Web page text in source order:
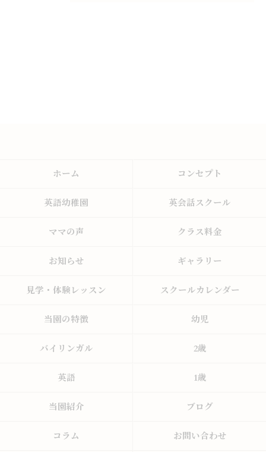
ホーム コンセプト
英語幼稚園 英会話スクール
ママの声 クラス料金
お知らせ ギャラリー
見学・体験レッスン スクールカレンダー
当園の特徴 幼児
バイリンガル 2歳
英語 1歳
当園紹介 ブログ
コラム お問い合わせ